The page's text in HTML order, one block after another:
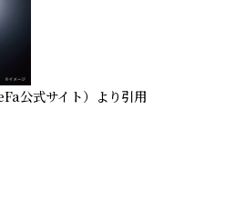
公式サイト）より引用